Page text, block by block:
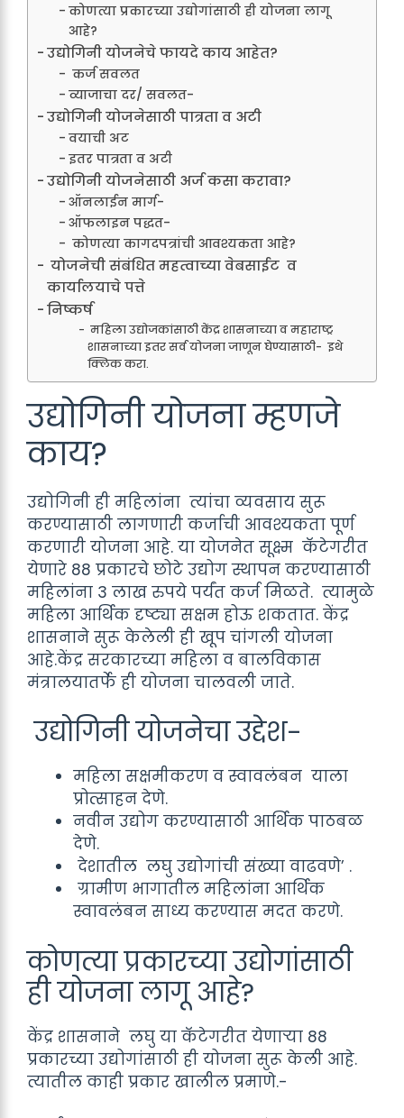
कोणत्या प्रकारच्या उद्योगांसाठी ही योजना लागू
आहे?
उद्योगिनी योजनेचे फायदे काय आहेत?
कर्ज सवलत
व्याजाचा दर/ सवलत-
उद्योगिनी योजनेसाठी पात्रता व अटी
वयाची अट
इतर पात्रता व अटी
उद्योगिनी योजनेसाठी अर्ज कसा करावा?
ऑनलाईन मार्ग-
ऑफलाइन पद्धत-
कोणत्या कागदपत्रांची आवश्यकता आहे?
योजनेची संबंधित महत्वाच्या वेबसाईट व
कार्यालयाचे पत्ते
निष्कर्ष
महिला उद्योजकांसाठी केंद्र शासनाच्या व महाराष्ट्र
शासनाच्या इतर सर्व योजना जाणून घेण्यासाठी- इथे
क्लिक करा.
उद्योगिनी योजना म्हणजे
काय?
उद्योगिनी ही महिलांना त्यांचा व्यवसाय सुरू
करण्यासाठी लागणारी कर्जाची आवश्यकता पूर्ण
करणारी योजना आहे. या योजनेत सूक्ष्म कॅटेगरीत
येणारे 88 प्रकारचे छोटे उद्योग स्थापन करण्यासाठी
महिलांना 3 लाख रुपये पर्यंत कर्ज मिळते. त्यामुळे
महिला आर्थिक दृष्ट्या सक्षम होऊ शकतात. केंद्र
शासनाने सुरू केलेली ही खूप चांगली योजना
आहे.केंद्र सरकारच्या महिला व बालविकास
मंत्रालयातर्फे ही योजना चालवली जाते.
उद्योगिनी योजनेचा उद्देश-
महिला सक्षमीकरण व स्वावलंबन याला
प्रोत्साहन देणे.
नवीन उद्योग करण्यासाठी आर्थिक पाठबळ
देणे.
देशातील लघु उद्योगांची संख्या वाढवणे’ .
ग्रामीण भागातील महिलांना आर्थिक
स्वावलंबन साध्य करण्यास मदत करणे.
कोणत्या प्रकारच्या उद्योगांसाठी
ही योजना लागू आहे?
केंद्र शासनाने लघु या कॅटेगरीत येणाऱ्या 88
प्रकारच्या उद्योगांसाठी ही योजना सुरू केली आहे.
त्यातील काही प्रकार खालील प्रमाणे.-